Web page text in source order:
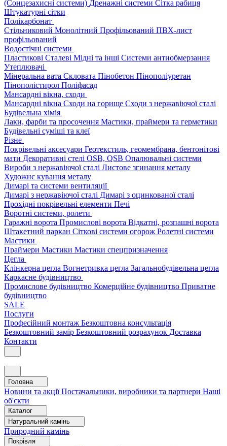
(Сонцезахисні системи) Дренажні системи Сітка рабиця
Штукатурні сітки
Полікарбонат
Стільниковий Монолітний Профільований ПВХ-лист
профільований
Водостічні системи
Пластикові Сталеві Мідні та інші Системи антиобмерзання
Утеплювачі
Мінеральна вата Скловата Пінобетон Пінополіуретан
Пінополістирол Поліфасад
Мансардні вікна, сходи
Мансардні вікна Сходи на горище Сходи з нержавіючої сталі
Будівельна хімія
Лаки, фарби та просочення Мастики, праймери та герметики
Будівельні суміші та клеї
Різне
Покрівельні аксесуари Геотекстиль, геомембрана, бентонітові
мати Декоративні стелі OSB, QSB Опалювальні системи
Вироби з нержавіючої сталі Листове згинання металу
Художнє кування металу
Димарі та системи вентиляції
Димарі з нержавіючої сталі Димарі з оцинкованої сталі
Прохідні покрівельні елементи Печі
Воротні системи, ролети
Гаражні ворота Промислові ворота Відкатні, розпашні ворота
Штакетний паркан Сіткові системи огорож Ролетні системи
Мастики
Праймери Мастики Мастики спецпризначення
Цегла
Клінкерна цегла Вогнетривка цегла Загальнобудівельна цегла
Каркасне будівництво
Промислове будівництво Комерційне будівництво Приватне
будівництво
SALE
Послуги
Професійний монтаж Безкоштовна консультація
Безкоштовний замір Безкоштовний розрахунок Доставка
Контакти
Головна
Новини та акціїПостачальники, виробники та партнери Наші
об'єкти
Каталог
Натуральний камінь
Природний камінь
Покрівля